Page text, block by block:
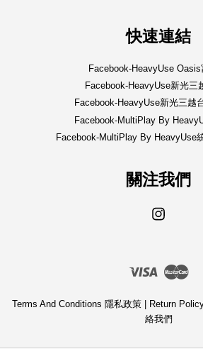
快速連結
Facebook-HeavyUse
Facebook-HeavyUse新光三
Facebook-HeavyUse新光三越
Facebook-MultiPlay By
Facebook-MultiPlay By HeavyUse
關注我們
Visa
Terms And Conditions 隱私政策 Return
絡我們